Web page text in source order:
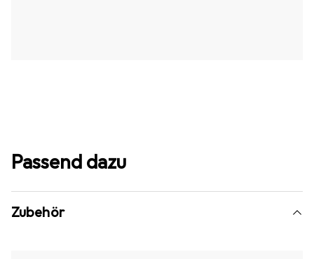
Passend dazu
Zubehör